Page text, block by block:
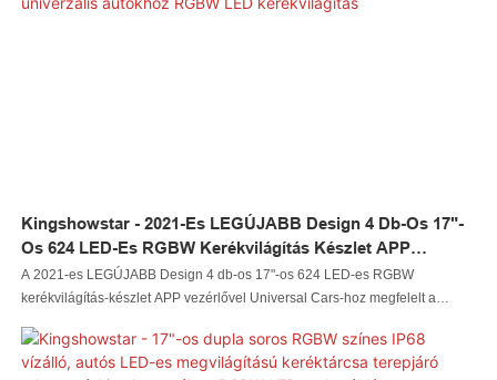
Kingshowstar - 2021-Es LEGÚJABB Design 4 Db-Os 17"-
Os 624 LED-Es RGBW Kerékvilágítás Készlet APP
Vezérlővel Univerzális Autókhoz RGBW LED
Kerékvilágítás
A 2021-es LEGÚJABB Design 4 db-os 17"-os 624 LED-es RGBW
kerékvilágítás-készlet APP vezérlővel Universal Cars-hoz megfelelt a
alapanyag-beszállítók által kínált anyagok felhasználásával a LED-es
autóvilágítás, a LED-es sziklavilágítás, a LED-es ostorfény, a LED-es